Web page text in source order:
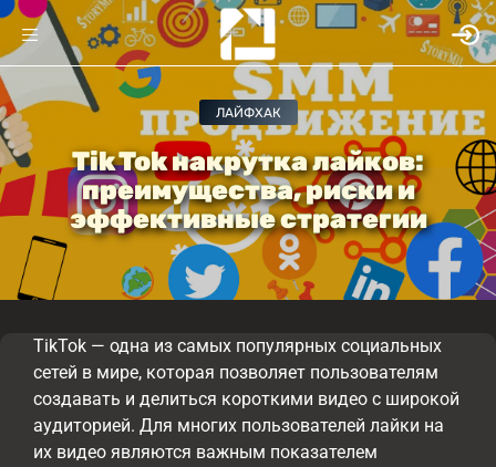
ЛАЙФХАК
Tik Tok накрутка лайков:
преимущества, риски и
эффективные стратегии
TikTok — одна из самых популярных социальных
сетей в мире, которая позволяет пользователям
создавать и делиться короткими видео с широкой
аудиторией. Для многих пользователей лайки на
их видео являются важным показателем